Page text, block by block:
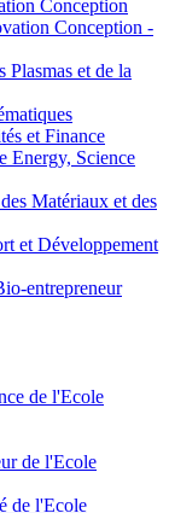
Conception
Conception -
Plasmas et de la
et Finance
Energy, Science
Matériaux et des
et Développement
entrepreneur
de l'Ecole
de l'Ecole
de l'Ecole